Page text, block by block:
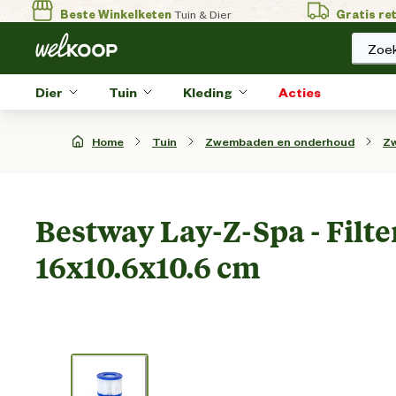
Beste WinkelketenTuin & Dier Gratis
Dier Tuin Kleding Acties
Home Tuin Zwembaden en onderhoud
Bestway Lay-Z-Spa -
16x10.6x10.6 cm